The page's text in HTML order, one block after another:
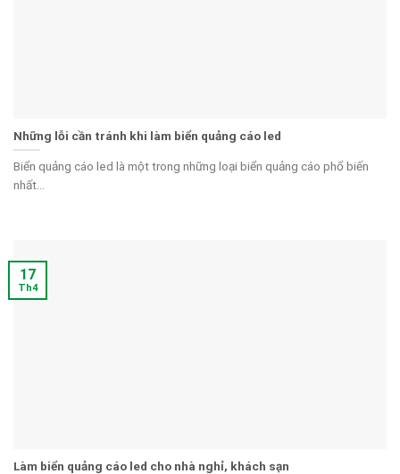
Những lỗi cần tránh khi làm biển quảng cáo led
Biển quảng cáo led là một trong những loại biển quảng cáo phổ biến
nhất...
Làm biển quảng cáo led cho nhà nghỉ, khách sạn
17
Th4